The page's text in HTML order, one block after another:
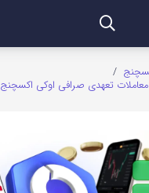
/
تعهدی صرافی اوکی اکسچنج